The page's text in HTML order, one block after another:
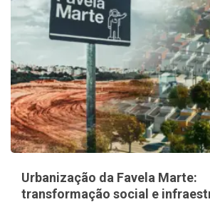
Urbanização da Favela Marte:
transformação social e